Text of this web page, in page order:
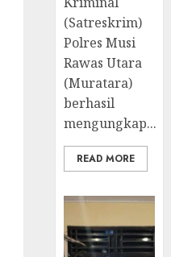
(Satreskrim)
Polres Musi
Rawas Utara
(Muratara)
berhasil
mengungkap...
READ MORE